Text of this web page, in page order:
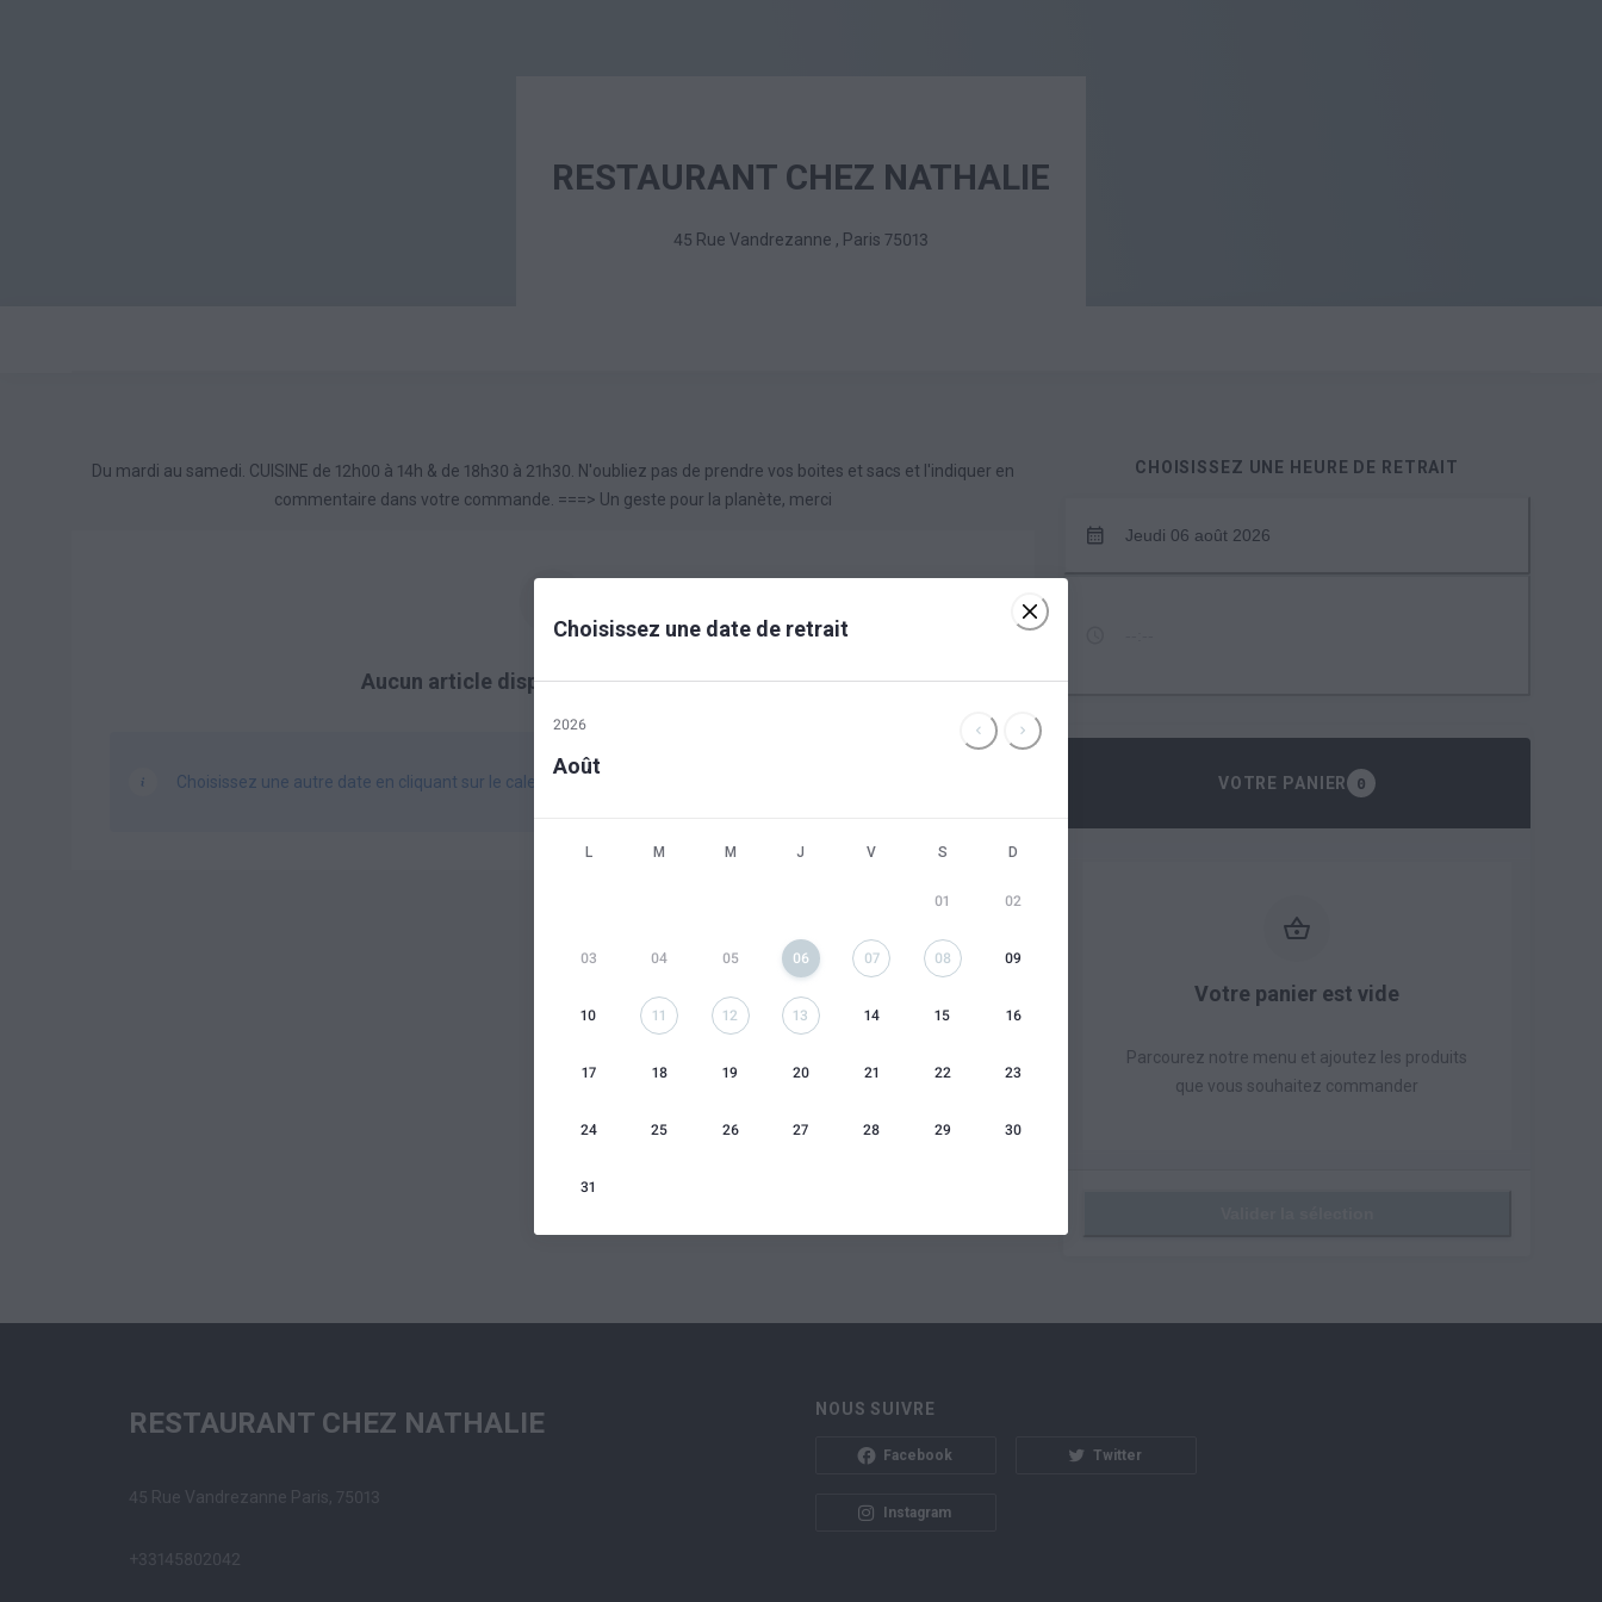
RESTAURANT CHEZ NATHALIE
45 Rue Vandrezanne , Paris 75013
Du mardi au samedi. CUISINE de 12h00 à 14h & de 18h30 à 21h30. N'oubliez pas de prendre vos boites et sacs et l'indiquer en
commentaire dans votre commande. ===> Un geste pour la planète, merci
Aucun article disponible le 6 août 2026
Choisissez une autre date en cliquant sur le calendrier
CHOISISSEZ UNE HEURE DE RETRAIT
Jeudi 06 août 2026
VOTRE PANIER 0
Votre panier est vide
Parcourez notre menu et ajoutez les produits
que vous souhaitez commander
RESTAURANT CHEZ NATHALIE
45 Rue Vandrezanne Paris, 75013
+33145802042
NOUS SUIVRE
Facebook Twitter
Instagram
Choisissez une date de retrait
2026
Août
L M M J V S D
01 02
03 04 05 06 07 08 09
10 11 12 13 14 15 16
17 18 19 20 21 22 23
24 25 26 27 28 29 30
31